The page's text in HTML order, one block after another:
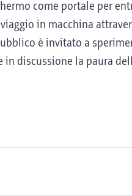
come portale per
in macchina
è invitato a
in discussione la paura